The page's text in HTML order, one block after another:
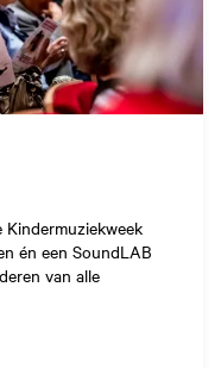
én een SoundLAB
van alle